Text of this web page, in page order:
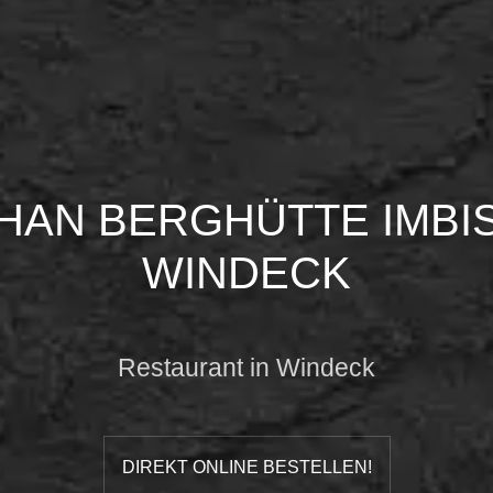
BERGHÜTTE
WINDECK
Restaurant in Windeck
DIREKT ONLINE BESTELLEN!